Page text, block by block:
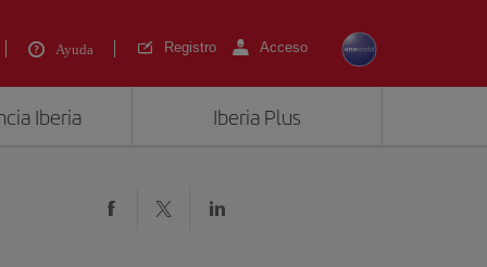
Ayuda Registro Acceso
Iberia Iberia Plus